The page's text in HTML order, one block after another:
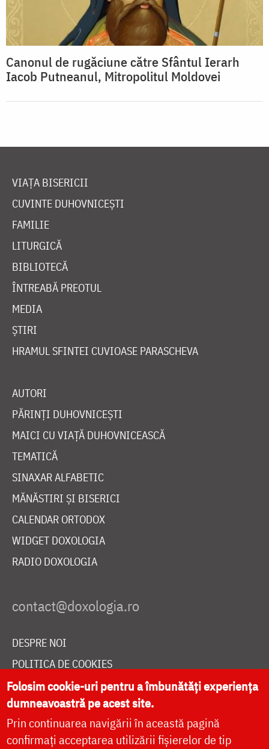
Canonul de rugăciune către Sfântul Ierarh
Iacob Putneanul, Mitropolitul Moldovei
VIAȚA BISERICII
CUVINTE DUHOVNICEȘTI
FAMILIE
LITURGICĂ
BIBLIOTECĂ
ÎNTREABĂ PREOTUL
MEDIA
ȘTIRI
HRAMUL SFINTEI CUVIOASE PARASCHEVA
AUTORI
PĂRINȚI DUHOVNICEȘTI
MAICI CU VIAȚĂ DUHOVNICEASCĂ
TEMATICĂ
SINAXAR ALFABETIC
MĂNĂSTIRI ȘI BISERICI
CALENDAR ORTODOX
WIDGET DOXOLOGIA
RADIO DOXOLOGIA
DESPRE NOI
POLITICA DE COOKIES
DONEAZĂ ONLINE PENTRU CATEDRALA NAȚIONALĂ
LIVE
Folosim cookie-uri pentru a îmbunătăți experiența
dumneavoastră pe acest site.
Prin continuarea navigării în această pagină
confirmați acceptarea utilizării fișierelor de tip